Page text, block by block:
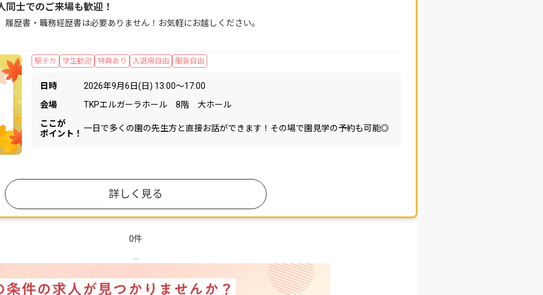
士でのご来場も歓迎！
駅チカ 学生歓迎 特典あり 入退場自由 服装自由
歴書・職務経歴書は必要ありません！お気軽にお越しください。
日時
2026年9月6日(日) 13:00〜17:00
会場
TKPエルガーラホール 8階 大ホール
ここが
ポイント！
一日で多くの園の先生方と直接お話ができます！その場で園見学の予約も可能◎
詳しく見る
0件